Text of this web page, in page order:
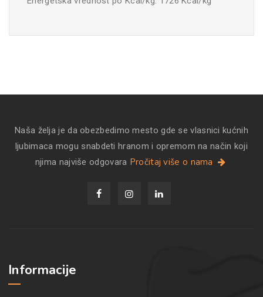
Naša želja je da obezbedimo mesto gde se vlasnici kućnih
ljubimaca mogu snabdeti hranom i opremom na način koji
njima najviše odgovara Pročitaj više o nama
Informacije